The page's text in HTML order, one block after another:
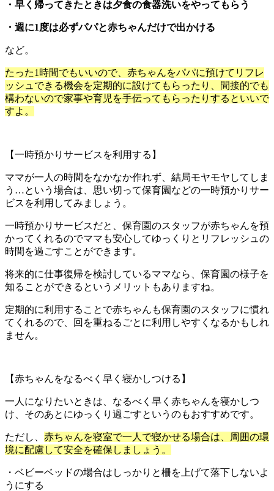
・早く帰ってきたときは夕食の食器洗いをやってもらう
・週に1度は必ずパパと赤ちゃんだけで出かける
など。
たった1時間でもいいので、赤ちゃんをパパに預けてリフレ
ッシュできる機会を定期的に設けてもらったり、間接的でも
構わないので家事や育児を手伝ってもらったりするといいで
すよ。
【一時預かりサービスを利用する】
ママが一人の時間をなかなか作れず、結局モヤモヤしてしま
う…という場合は、思い切って保育園などの一時預かりサー
ビスを利用してみましょう。
一時預かりサービスだと、保育園のスタッフが赤ちゃんを預
かってくれるのでママも安心してゆっくりとリフレッシュの
時間を過ごすことができます。
将来的に仕事復帰を検討しているママなら、保育園の様子を
知ることができるというメリットもありますね。
定期的に利用することで赤ちゃんも保育園のスタッフに慣れ
てくれるので、回を重ねるごとに利用しやすくなるかもしれ
ません。
【赤ちゃんをなるべく早く寝かしつける】
一人になりたいときは、なるべく早く赤ちゃんを寝かしつ
け、そのあとにゆっくり過ごすというのもおすすめです。
ただし、 赤ちゃんを寝室で一人で寝かせる場合は、周囲の環
境に配慮して安全を確保しましょう。
・ベビーベッドの場合はしっかりと柵を上げて落下しないよ
うにする